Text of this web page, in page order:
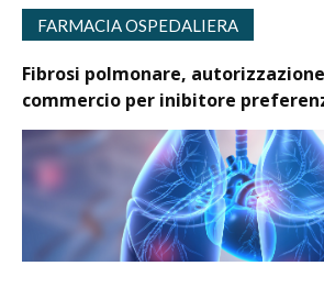
FARMACIA OSPEDALIERA
Fibrosi polmonare,
commercio per inibitore